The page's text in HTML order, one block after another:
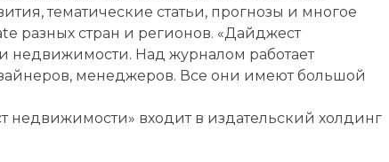
тематические статьи, прогнозы и многое
разных стран и регионов. «Дайджест
недвижимости. Над журналом работает
менеджеров. Все они имеют большой
входит в издательский холдинг